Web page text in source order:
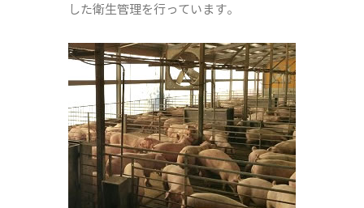
した衛生管理を行っています。